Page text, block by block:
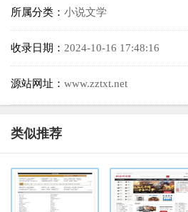
所属分类： 小说文学
收录日期： 2024-10-16 17:48:16
源站网址： www.zztxt.net
类似推荐